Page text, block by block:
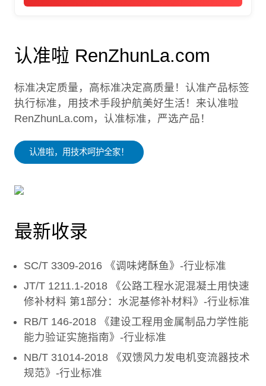
认准啦 RenZhunLa.com
标准决定质量，高标准决定高质量！认准产品标签
执行标准，用技术手段护航美好生活！来认准啦
RenZhunLa.com，认准标准，严选产品！
认准啦，用技术呵护全家！
最新收录
SC/T 3309-2016 《调味烤酥鱼》-行业标准
JT/T 1211.1-2018 《公路工程水泥混凝土用快速
修补材料 第1部分：水泥基修补材料》-行业标准
RB/T 146-2018 《建设工程用金属制品力学性能
能力验证实施指南》-行业标准
NB/T 31014-2018 《双馈风力发电机变流器技术
规范》-行业标准